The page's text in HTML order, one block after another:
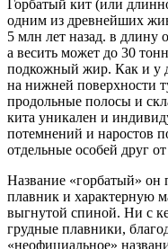
Горбатый кит (или
одним из древнейших
5 млн лет назад. в длину
а весить может до 30
подкожный жир. Как и у
на нижней поверхности
продольные полосы и
кита уникален и
потемнений и наростов
отдельные особей друг от
Название «горбатый»
плавник и характерную
выгнутой спиной. Ни с
грудные плавники,
«неофициальное»